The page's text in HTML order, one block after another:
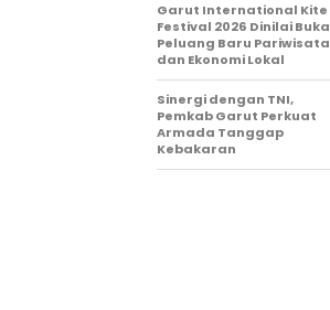
Garut International Kite
Festival 2026 Dinilai Buka
Peluang Baru Pariwisata
dan Ekonomi Lokal
Sinergi dengan TNI,
Pemkab Garut Perkuat
Armada Tanggap
Kebakaran